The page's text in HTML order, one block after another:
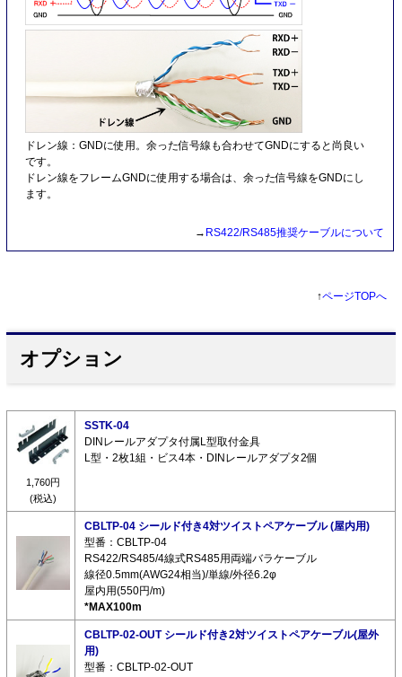
ドレン線：GNDに使用。余った信号線も合わせてGNDにすると尚良い
です。
ドレン線をフレームGNDに使用する場合は、余った信号線をGNDにし
ます。
→ RS422/RS485推奨ケーブルについて
↑ページTOPへ
オプション
1,760円
(税込)
SSTK-04
DINレールアダプタ付属L型取付金具
L型・2枚1組・ビス4本・DINレールアダプタ2個
CBLTP-04 シールド付き4対ツイストペアケーブル (屋内用)
型番：CBLTP-04
RS422/RS485/4線式RS485用両端バラケーブル
線径0.5mm(AWG24相当)/単線/外径6.2φ
屋内用(550円/m)
*MAX100m
CBLTP-02-OUT シールド付き2対ツイストペアケーブル(屋外
用)
型番：CBLTP-02-OUT